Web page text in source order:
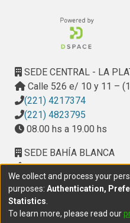
SEDE CENTRAL - LA
Calle 526 e/ 10 y 11 –
(221) 4217374
(221) 4823795
08.00 hs a 19.00 hs
SEDE BAHÍA BLANCA
Calle Ciudad de Cali
Provincial del Sudoeste
(291) 459 2550, interno
10.00 h a 14.00 h
We collect and process your
purposes: Authentication,
Statistics
To learn more, please read our